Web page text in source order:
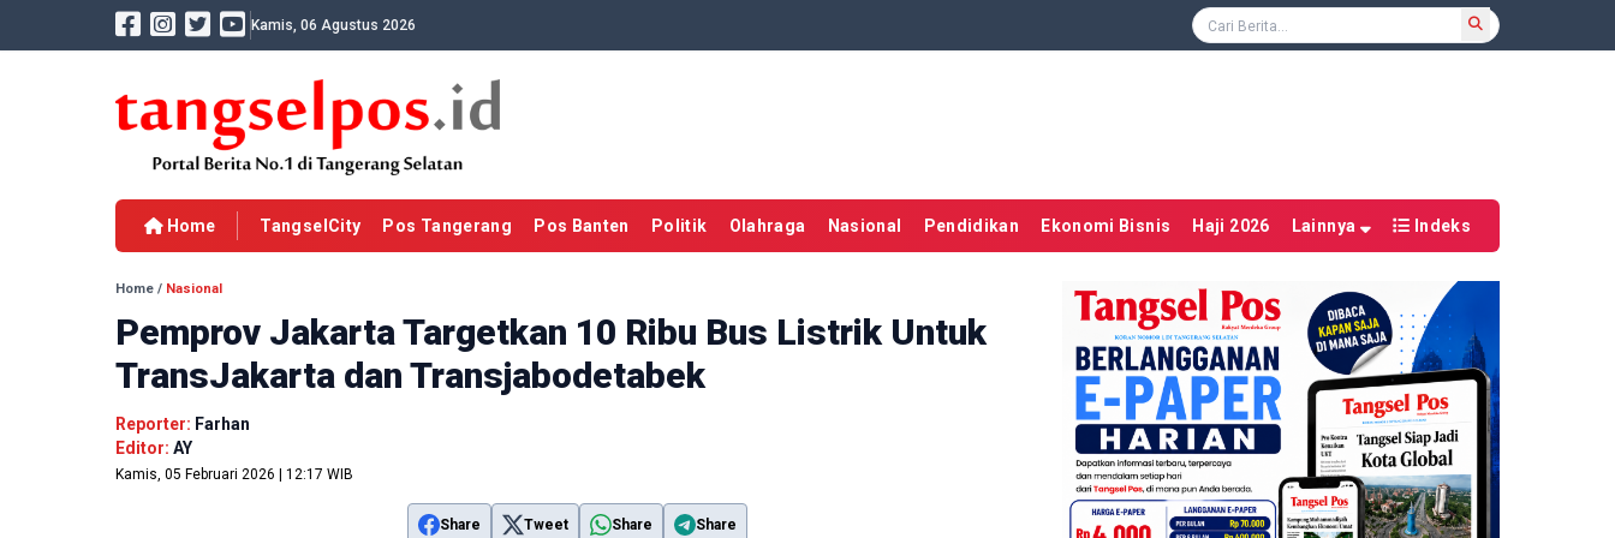
Kamis, 06 Agustus 2026
Home TangselCity Pos Tangerang Pos Banten Politik Olahraga Nasional Pendidikan Ekonomi Bisnis Haji 2026 Lainnya Indeks
Home / Nasional
Pemprov Jakarta Targetkan 10 Ribu Bus Listrik Untuk
TransJakarta dan Transjabodetabek
Reporter: Farhan
Editor: AY
Kamis, 05 Februari 2026 | 12:17 WIB
Share Tweet Share Share